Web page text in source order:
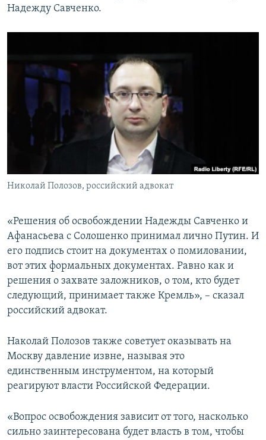
КРЫМ.НЕПОКОРЕННЫЙ
ELIFBE
УКРАИНСКАЯ ПРОБЛЕМА КРЫМА
Все сайты RFE/RL
Надежду Савченко.
Николай Полозов, российский адвокат
«Решения об освобождении Надежды Савченко и
Афанасьева с Солошенко принимал лично Путин. И
его подпись стоит на документах о помиловании,
вот этих формальных документах. Равно как и
решения о захвате заложников, о том, кто будет
следующий, принимает также Кремль», – сказал
российский адвокат.
Наколай Полозов также советует оказывать на
Москву давление извне, называя это
единственным инструментом, на который
реагируют власти Российской Федерации.
«Вопрос освобождения зависит от того, насколько
сильно заинтересована будет власть в том, чтобы